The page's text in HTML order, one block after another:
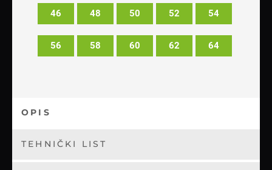
46 48 50 52 54
56 58 60 62 64
OPIS
TEHNIČKI LIST